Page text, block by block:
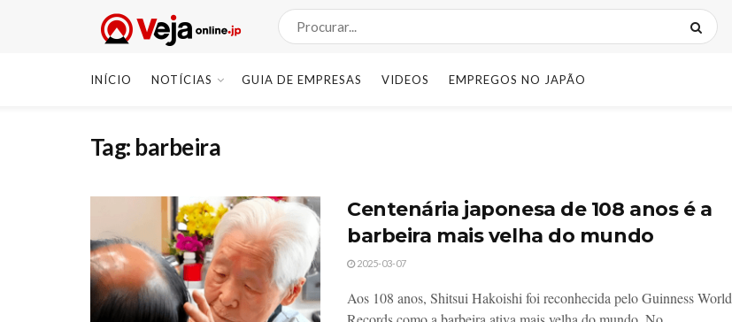
INÍCIO NOTÍCIAS GUIA DE EMPRESAS VIDEOS EMPREGOS NO JAPÃO
Tag: barbeira
Centenária japonesa de 108 anos é a
barbeira mais velha do mundo
2025-03-07
Aos 108 anos, Shitsui Hakoishi foi reconhecida pelo Guinness World